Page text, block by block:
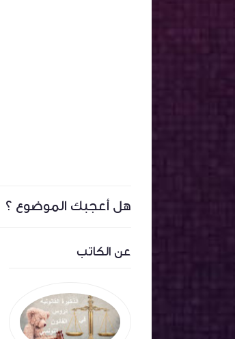
هل أعجبك الموضوع ؟
عن الكاتب